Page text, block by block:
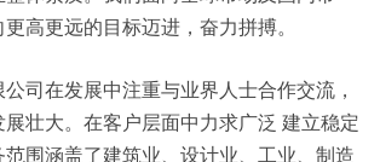
高更远的目标迈进，奋力拼搏。
司在发展中注重与业界人士合作交流，
壮大。在客户层面中力求广泛 建立稳定
围涵盖了建筑业、设计业、工业、制造